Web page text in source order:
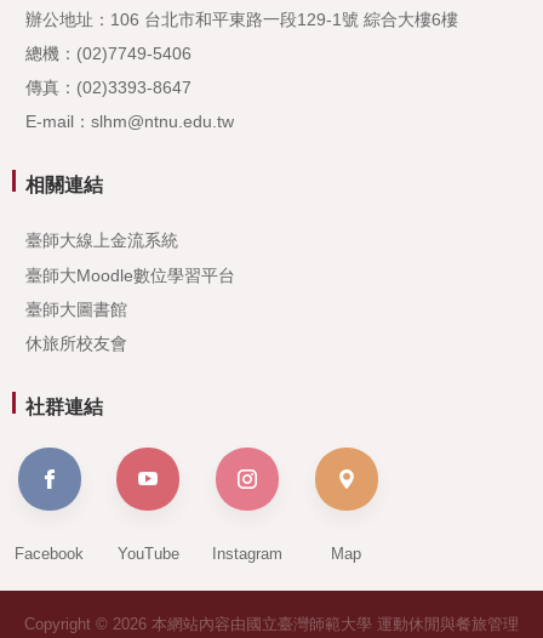
辦公地址：106 台北市和平東路一段129-1號 綜合大樓6樓
總機：(02)7749-5406
傳真：(02)3393-8647
E-mail：slhm@ntnu.edu.tw
相關連結
臺師大線上金流系統
臺師大Moodle數位學習平台
臺師大圖書館
休旅所校友會
社群連結
Facebook YouTube Instagram Map
Copyright © 2026 本網站內容由國立臺灣師範大學 運動休閒與餐旅管理